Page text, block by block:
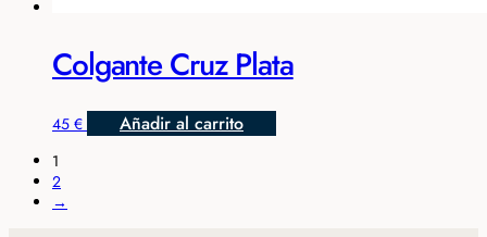
Colgante Cruz Plata
45 € Añadir al carrito
1
2
→